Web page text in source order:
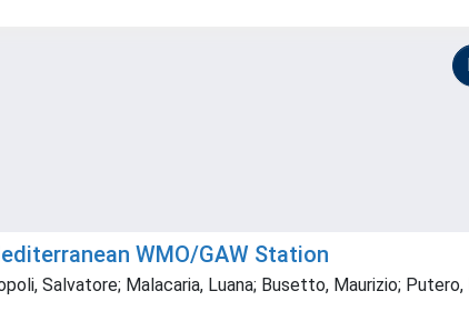
WMO/GAW Station
Salvatore; Malacaria, Luana; Busetto, Maurizio; Putero,